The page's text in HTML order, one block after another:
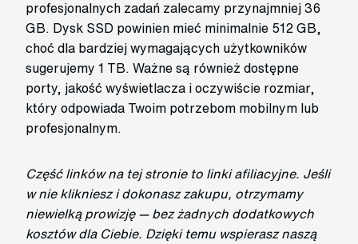
profesjonalnych zadań zalecamy przynajmniej 36
GB. Dysk SSD powinien mieć minimalnie 512 GB,
choć dla bardziej wymagających użytkowników
sugerujemy 1 TB. Ważne są również dostępne
porty, jakość wyświetlacza i oczywiście rozmiar,
który odpowiada Twoim potrzebom mobilnym lub
profesjonalnym.
Część linków na tej stronie to linki afiliacyjne. Jeśli
w nie klikniesz i dokonasz zakupu, otrzymamy
niewielką prowizję — bez żadnych dodatkowych
kosztów dla Ciebie. Dzięki temu wspierasz naszą